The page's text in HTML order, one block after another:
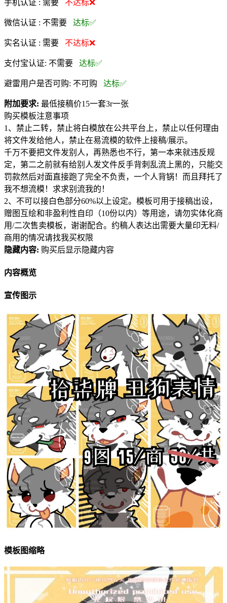
手机认证 : 需要 不达标❌
微信认证 : 不需要 达标✅
实名认证 : 需要 不达标❌
支付宝认证: 不需要 达标✅
避雷用户是否可购: 不可购 达标✅
附加要求: 最低接稿价15一套3r一张
购买模板注意事项
1、禁止二转，禁止将白模放在公共平台上，禁止以任何理由
将文件发给他人，禁止在易流模的软件上接稿/展示。
千万不要把文件发别人，再熟悉也不行，第一本来就违反规
定，第二之前就有给别人发文件反手背刺乱流上黑的，只能交
罚款然后对面直接跑了完全不负责，一个人背锅！而且拜托了
我不想流模！求求别流我的！
2、不可以接白色部分60%以上设定。模板可用于接稿出设，
赠图互绘和非盈利性自印（10份以内）等用途，请勿实体化商
用/二次售卖模板，谢谢配合。约稿人表达出需要大量印无料/
商用的情况请找我买权限
隐藏内容: 购买后显示隐藏内容
内容概览
宣传图示
模板图缩略